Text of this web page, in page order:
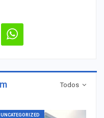
Todos
UNCATEGORIZED